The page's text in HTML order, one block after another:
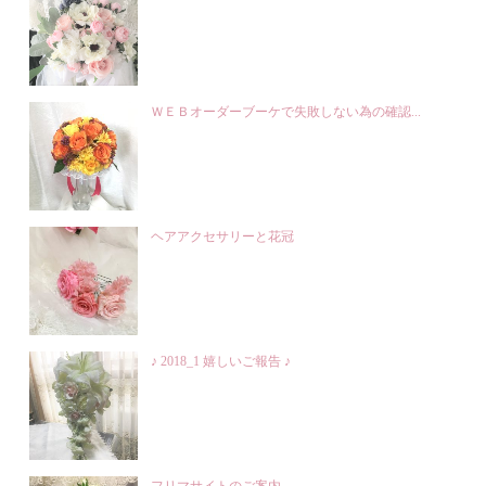
ＷＥＢオーダーブーケで失敗しない為の確認...
ヘアアクセサリーと花冠
♪ 2018_1 嬉しいご報告 ♪